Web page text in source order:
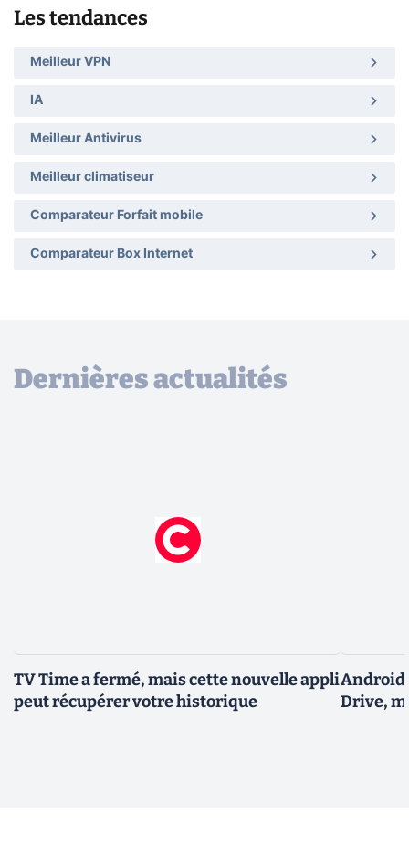
Les tendances
Meilleur VPN
IA
Meilleur Antivirus
Meilleur climatiseur
Comparateur Forfait mobile
Comparateur Box Internet
Dernières actualités
TV Time a fermé, mais cette nouvelle appli
peut récupérer votre historique
Android
Drive,